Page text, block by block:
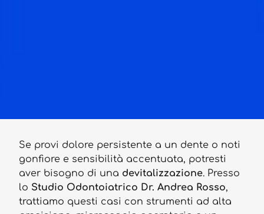
Se provi dolore persistente a un dente o noti
gonfiore e sensibilità accentuata, potresti
aver bisogno di una devitalizzazione. Presso
lo Studio Odontoiatrico Dr. Andrea Rosso,
trattiamo questi casi con strumenti ad alta